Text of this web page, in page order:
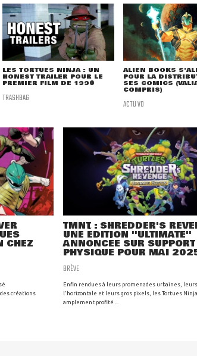
LES TORTUES NINJA : UN
HONEST TRAILER POUR LE
PREMIER FILM DE 1990
TRASHBAG
ALIEN BOOKS
POUR LA
SES COMICS
COMPRIS)
ACTU VO
CHEZ
créations
TMNT : SHREDDER'S
UNE ÉDITION ''ULTIMATE''
ANNONCÉE SUR SUPPORT
PHYSIQUE POUR MAI
BRÈVE
Enfin rendues à leurs promenades urbaines,
l'horizontale et leurs gros pixels, les Tortues
amplement profité ...